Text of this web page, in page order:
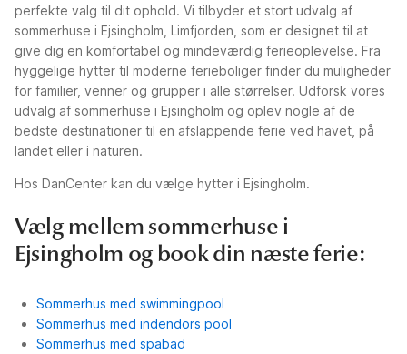
perfekte valg til dit ophold. Vi tilbyder et stort udvalg af
sommerhuse i Ejsingholm, Limfjorden, som er designet til at
give dig en komfortabel og mindeværdig ferieoplevelse. Fra
hyggelige hytter til moderne ferieboliger finder du muligheder
for familier, venner og grupper i alle størrelser. Udforsk vores
udvalg af sommerhuse i Ejsingholm og oplev nogle af de
bedste destinationer til en afslappende ferie ved havet, på
landet eller i naturen.
Hos DanCenter kan du vælge hytter i Ejsingholm.
Vælg mellem sommerhuse i
Ejsingholm og book din næste ferie:
Sommerhus med swimmingpool
Sommerhus med indendors pool
Sommerhus med spabad